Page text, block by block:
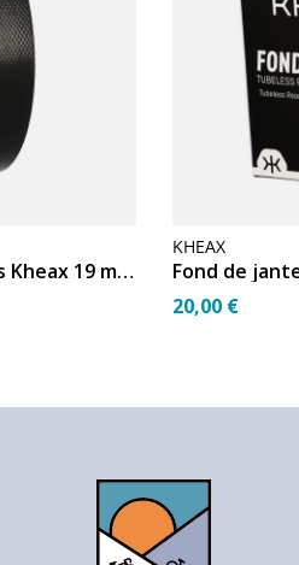
Fond de jante tubeless Kheax 19 mm (9,14 m)
KHEAX
20,00 €